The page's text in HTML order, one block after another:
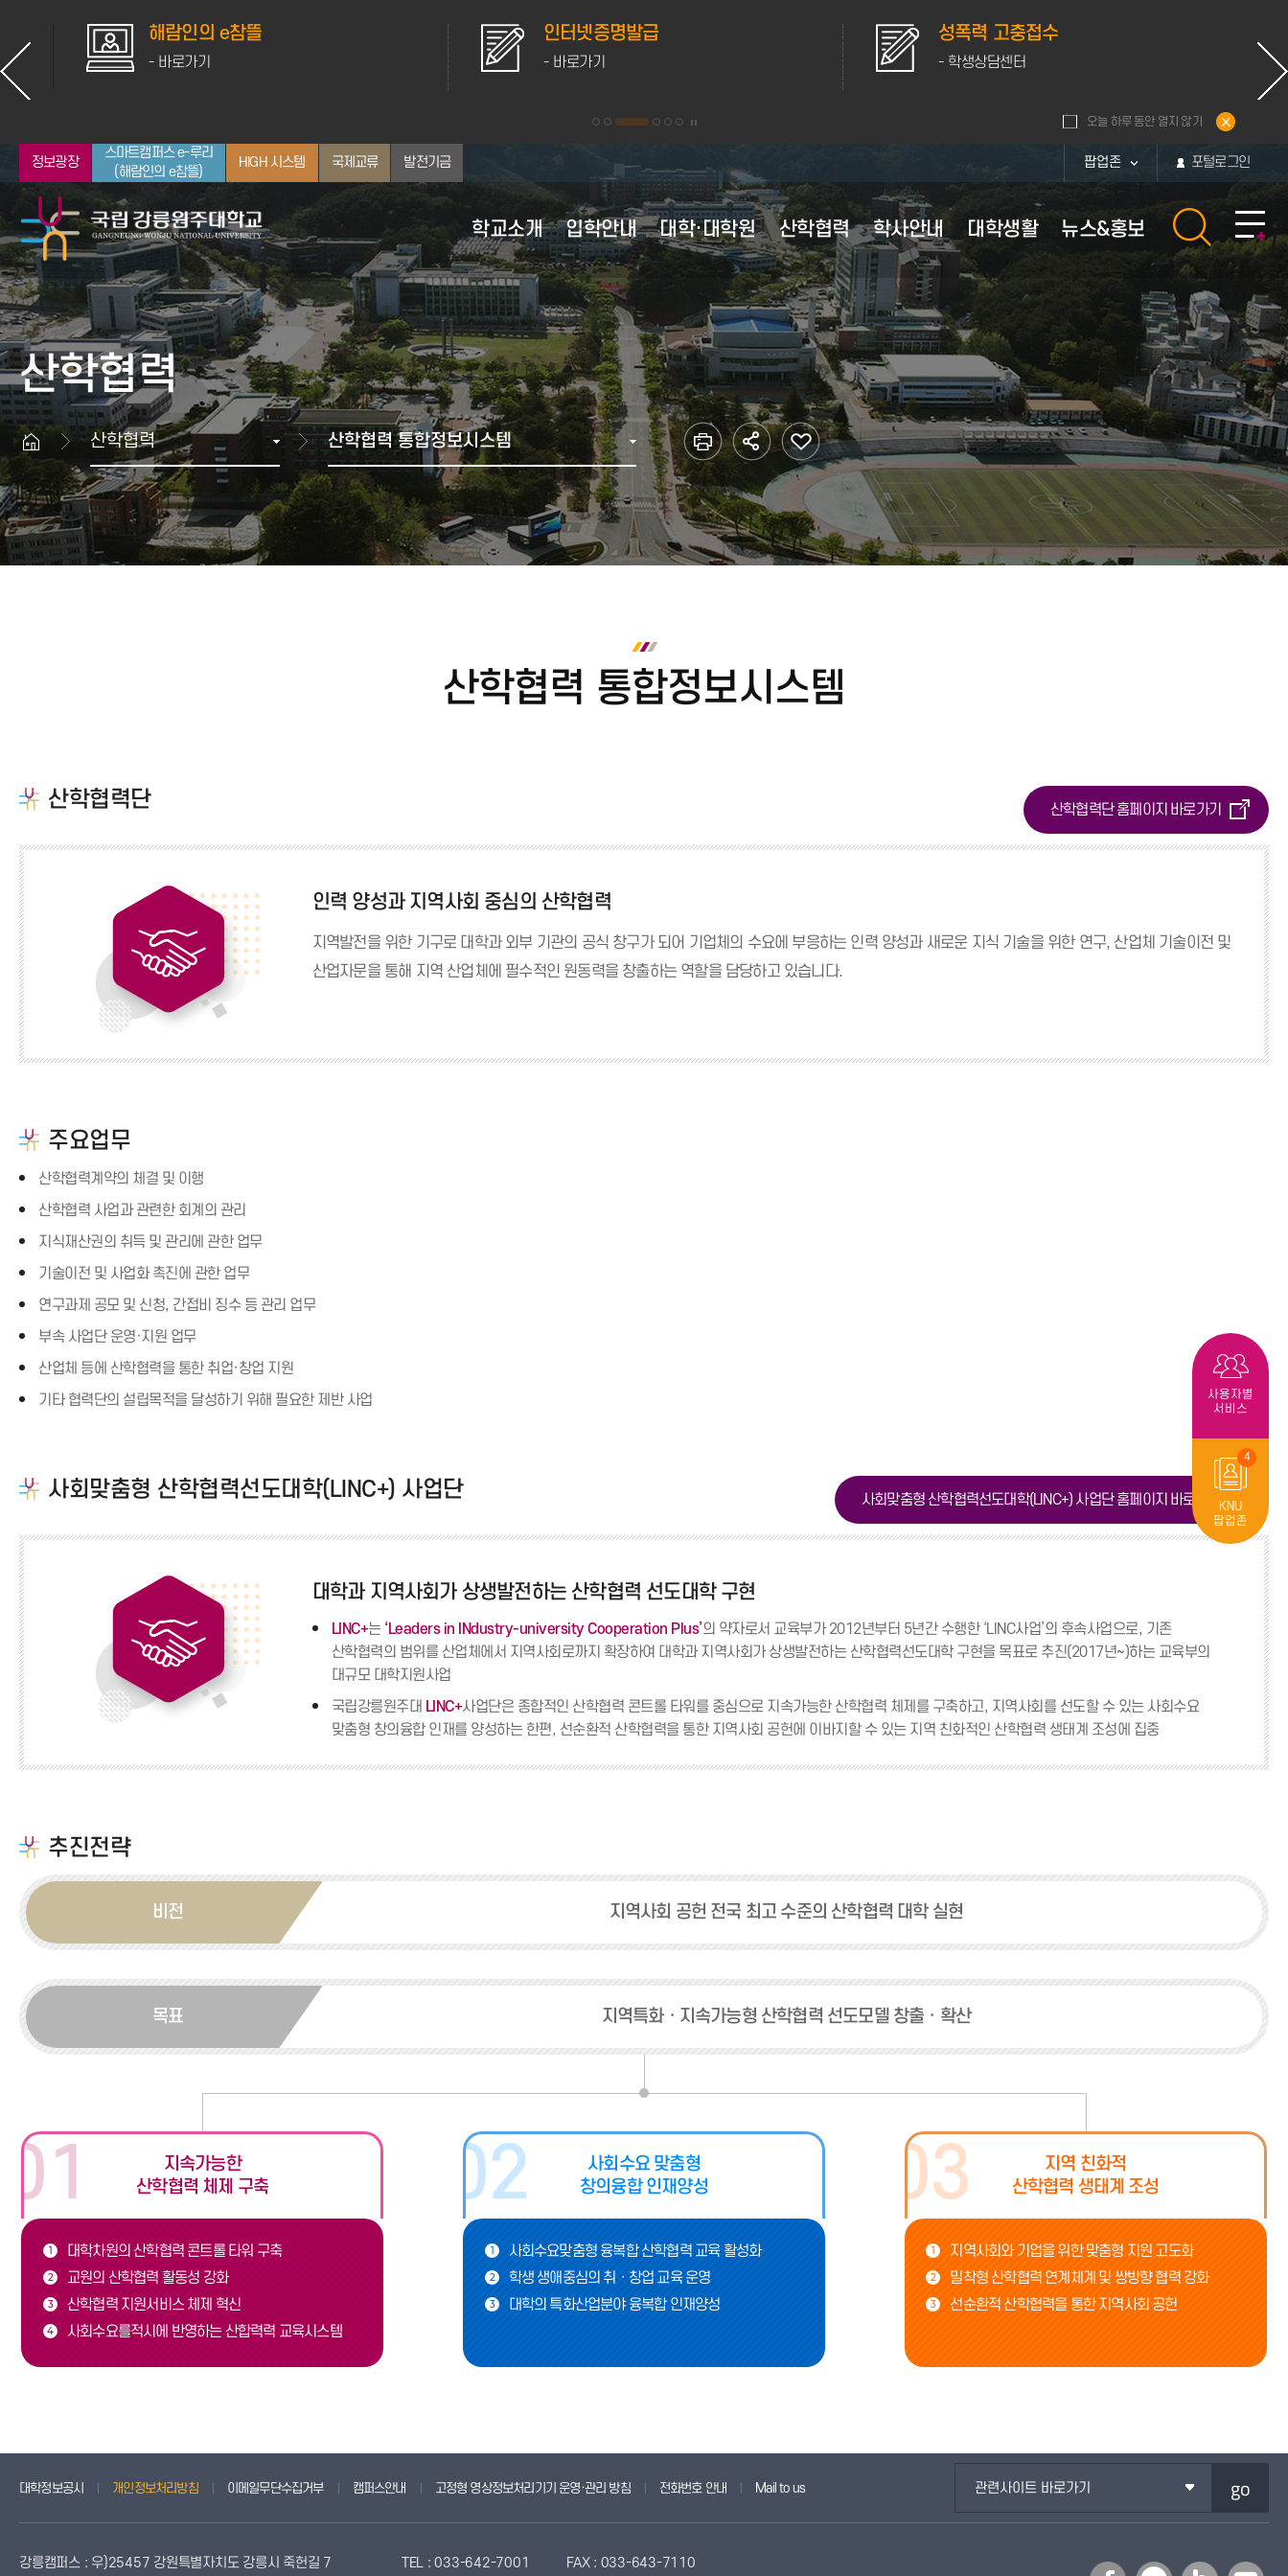
해람인의 e참뜰
- 바로가기
인터넷증명발급
- 바로가기
성폭력 고충접수
- 학생상담센터
오늘 하루 동안 열지 않기
정보광장
스마트캠퍼스 e-루리
(해람인의 e참뜰)
HIGH 시스템 국제교류 발전기금 팝업존 포털로그인
학교소개
총장소개
인사말
약력
역대 교장/학장/총장
대학 이념·비전
대학 이념 및 인재상
비전 2025+
영역별 발전전략
연혁
전체보기
2020년
2010년
2007년 통합이후
2000년 ~ 2007년 통합이전
1990년
1980년
1970년
1960년 이전
대학현황
조직도
현황·통계
주요전화번호
MOU 현황
재정현황
부속시설
부속연구소
학군단
부설병원
법인·기타단체
캠퍼스맵
입학안내
입학안내 대학원 원서접수
대학·대학원
대학
전체 학과 보기
인문대학
사회과학대학
자연과학대학
생명과학대학
공과대학
예술체육대학
치과대학
대학원
대학원 전체보기
산학협력
산학협력
통합정보시스템
산학협력 부속시설
학사안내
학사일정 학사행정
학사정보 가이드
수업안내
계절수업
학적변동
학과별 졸업 이수학점
수료 및 졸업
학위취득 유예
졸업 자가진단
교육과정
교육과정 이수
교육과정 편람
전공능력사전
경과조치
다전공(복수·융합전공(융합)
부전공)
미래융합가상학과
전공 마이크로디그리
교육과정
교직과정
등록안내 장학안내
교내장학금
교외장학금
근로장학금
학자금대출
방문발급(자동발급기)
어디서나민원신청
대학생활
취업지원 학생활동
학생자치기구
학군단 생활 안내
동아리정보
후생복지시설
의료·보건
자동 심장충격기 사용안내
성희롱·성폭력상담실
학생상담센터
학생복지관
기타편의시설
셔틀버스(강릉)
셔틀버스(원주)
학생생활관
강릉캠퍼스
원주캠퍼스
체육시설 이용안내
체육관
해람문화관 이용안내 금주의 식단 정보화서비스 안전관리 대학생활 가이드
대관예약시스템
뉴스&홍보
뉴스
공지사항
학사정보
장학정보
GWNU 뉴스
산학협력 뉴스
GWNU 카드뉴스
행사정보
홍보자료
캠퍼스 전경
캠퍼스 생활
미리가본강릉원주대
웹진
브로슈어
홍보동영상
행정정보공유
정보공개
정책실명제
포상대상자 공개
대학평의원회
재정위원회
등록금심의위원회
중대재해(산업안전·보건)
인권센터
채용정보
채용정보
산학협력
산학협력 산학협력 통합정보시스템
사용자별
서비스
4
KNU
팝업존
산학협력 통합정보시스템
산학협력단 산학협력단 홈페이지 바로가기
인력 양성과 지역사회 중심의 산학협력
지역발전을 위한 기구로 대학과 외부 기관의 공식 창구가 되어 기업체의 수요에 부응하는 인력 양성과 새로운 지식 기술을 위한 연구, 산업체 기술이전 및
산업자문을 통해 지역 산업체에 필수적인 원동력을 창출하는 역할을 담당하고 있습니다.
주요업무
산학협력계약의 체결 및 이행
산학협력 사업과 관련한 회계의 관리
지식재산권의 취득 및 관리에 관한 업무
기술이전 및 사업화 촉진에 관한 업무
연구과제 공모 및 신청, 간접비 징수 등 관리 업무
부속 사업단 운영·지원 업무
산업체 등에 산학협력을 통한 취업·창업 지원
기타 협력단의 설립목적을 달성하기 위해 필요한 제반 사업
사회맞춤형 산학협력선도대학(LINC+) 사업단 사회맞춤형 산학협력선도대학(LINC+) 사업단 홈페이지 바로가기
대학과 지역사회가 상생발전하는 산학협력 선도대학 구현
LINC+는 ‘Leaders in INdustry-university Cooperation Plus’의 약자로서 교육부가 2012년부터 5년간 수행한 ‘LINC사업’의 후속사업으로, 기존
산학협력의 범위를 산업체에서 지역사회로까지 확장하여 대학과 지역사회가 상생발전하는 산학협력선도대학 구현을 목표로 추진(2017년~)하는 교육부의
대규모 대학지원사업
국립강릉원주대 LINC+사업단은 종합적인 산학협력 콘트롤 타워를 중심으로 지속가능한 산학협력 체제를 구축하고, 지역사회를 선도할 수 있는 사회수요
맞춤형 창의융합 인재를 양성하는 한편, 선순환적 산학협력을 통한 지역사회 공헌에 이바지할 수 있는 지역 친화적인 산학협력 생태계 조성에 집중
추진전략
비전 지역사회 공헌 전국 최고 수준의 산학협력 대학 실현
목표 지역특화ㆍ지속가능형 산학협력 선도모델 창출ㆍ확산
지속가능한
산학협력 체제 구축
1 대학차원의 산학협력 콘트롤 타워 구축
2 교원의 산학협력 활동성 강화
3 산학협력 지원서비스 체제 혁신
4 사회수요를적시에 반영하는 산합력력 교육시스템
사회수요 맞춤형
창의융합 인재양성
1 사회수요맞춤형 융복합 산학협력 교육 활성화
2 학생 생애중심의 취ㆍ창업 교육 운영
3 대학의 특화산업분야 융복합 인재양성
지역 친화적
산학협력 생태계 조성
1 지역사회와 기업을 위한 맞춤형 지원 고도화
2 밀착형 산학협력 연계체계 및 쌍방향 협력 강화
3 선순환적 산학협력을 통한 지역사회 공헌
관련사이트 바로가기 go
대학정보공시 개인정보처리방침 이메일무단수집거부 캠퍼스안내 고정형 영상정보처리기기 운영·관리 방침 전화번호 안내 Mail to us
강릉캠퍼스 : 우)25457 강원특별자치도 강릉시 죽헌길 7 TEL : 033-642-7001 FAX : 033-643-7110